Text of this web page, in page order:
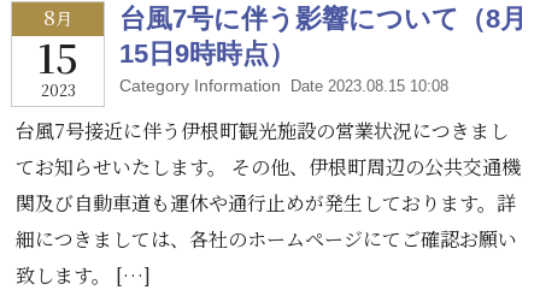
8月
15
2023
台風7号に伴う影響について（8月
15日9時時点）
Category Information Date 2023.08.15 10:08
台風7号接近に伴う伊根町観光施設の営業状況につきまし
てお知らせいたします。 その他、伊根町周辺の公共交通機
関及び自動車道も運休や通行止めが発生しております。詳
細につきましては、各社のホームページにてご確認お願い
致します。 […]